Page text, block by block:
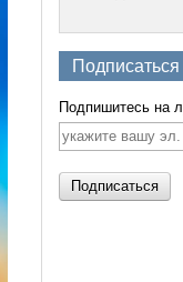
Подпишитесь на